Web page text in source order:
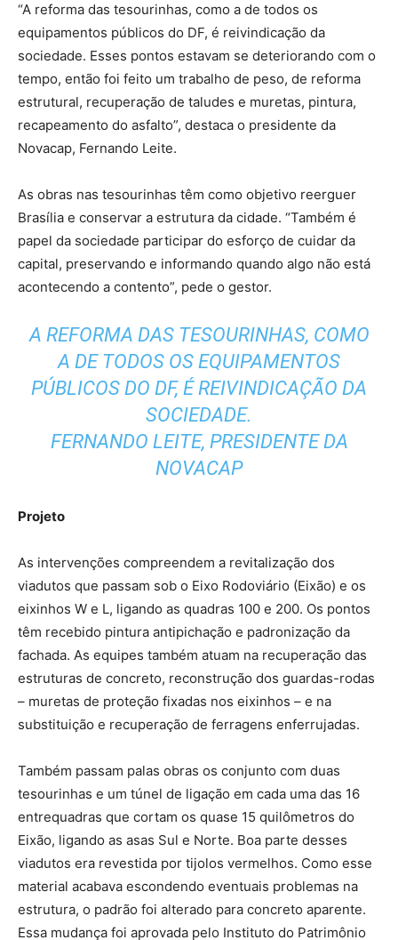
“A reforma das tesourinhas, como a de todos os
equipamentos públicos do DF, é reivindicação da
sociedade. Esses pontos estavam se deteriorando com o
tempo, então foi feito um trabalho de peso, de reforma
estrutural, recuperação de taludes e muretas, pintura,
recapeamento do asfalto”, destaca o presidente da
Novacap, Fernando Leite.
As obras nas tesourinhas têm como objetivo reerguer
Brasília e conservar a estrutura da cidade. “Também é
papel da sociedade participar do esforço de cuidar da
capital, preservando e informando quando algo não está
acontecendo a contento”, pede o gestor.
A REFORMA DAS TESOURINHAS, COMO
A DE TODOS OS EQUIPAMENTOS
PÚBLICOS DO DF, É REIVINDICAÇÃO DA
SOCIEDADE.
FERNANDO LEITE, PRESIDENTE DA
NOVACAP
Projeto
As intervenções compreendem a revitalização dos
viadutos que passam sob o Eixo Rodoviário (Eixão) e os
eixinhos W e L, ligando as quadras 100 e 200. Os pontos
têm recebido pintura antipichação e padronização da
fachada. As equipes também atuam na recuperação das
estruturas de concreto, reconstrução dos guardas-rodas
– muretas de proteção fixadas nos eixinhos – e na
substituição e recuperação de ferragens enferrujadas.
Também passam palas obras os conjunto com duas
tesourinhas e um túnel de ligação em cada uma das 16
entrequadras que cortam os quase 15 quilômetros do
Eixão, ligando as asas Sul e Norte. Boa parte desses
viadutos era revestida por tijolos vermelhos. Como esse
material acabava escondendo eventuais problemas na
estrutura, o padrão foi alterado para concreto aparente.
Essa mudança foi aprovada pelo Instituto do Patrimônio